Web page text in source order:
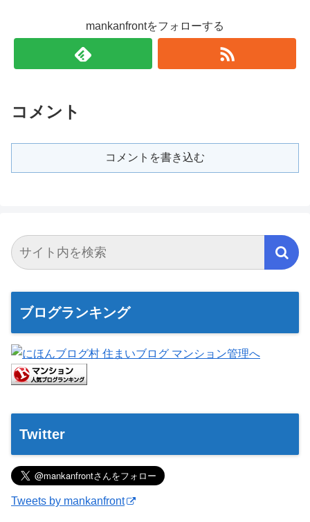
mankanfrontをフォローする
コメント
コメントを書き込む
ブログランキング
Twitter
Tweets by mankanfront